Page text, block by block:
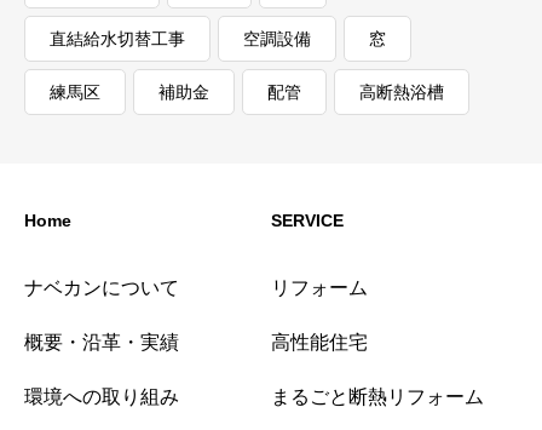
直結給水切替工事 空調設備 窓
練馬区 補助金 配管 高断熱浴槽
Home
ナベカンについて
概要・沿革・実績
環境への取り組み
SERVICE
リフォーム
高性能住宅
まるごと断熱リフォーム